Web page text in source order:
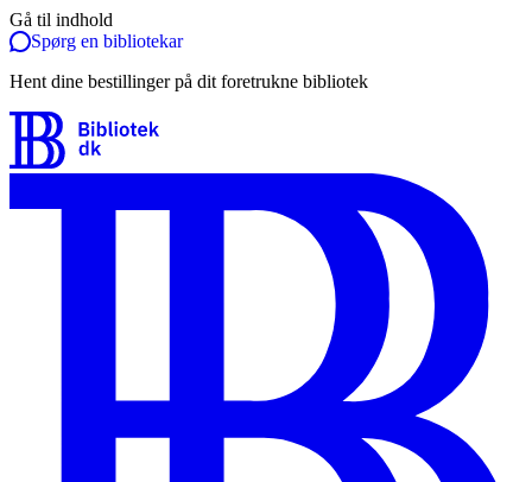
Gå til indhold
Spørg en bibliotekar
Hent dine bestillinger på dit foretrukne bibliotek